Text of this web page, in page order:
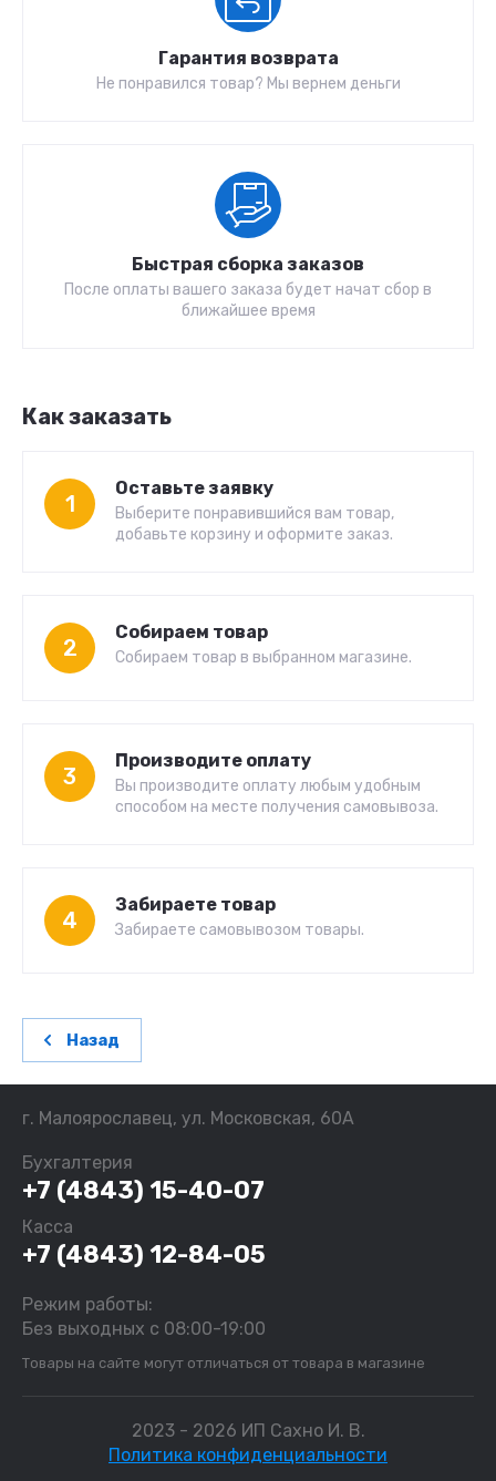
Гарантия возврата
Не понравился товар? Мы вернем деньги
Быстрая сборка заказов
После оплаты вашего заказа будет начат сбор в
ближайшее время
Как заказать
1
Оставьте заявку
Выберите понравившийся вам товар,
добавьте корзину и оформите заказ.
2
Собираем товар
Собираем товар в выбранном магазине.
3
Производите оплату
Вы производите оплату любым удобным
способом на месте получения самовывоза.
4
Забираете товар
Забираете самовывозом товары.
Назад
г. Малоярославец, ул. Московская, 60А
Бухгалтерия
+7 (4843) 15-40-07
Касса
+7 (4843) 12-84-05
Режим работы:
Без выходных с 08:00-19:00
Товары на сайте могут отличаться от товара в магазине
2023 - 2026 ИП Сахно И. В.
Политика конфиденциальности